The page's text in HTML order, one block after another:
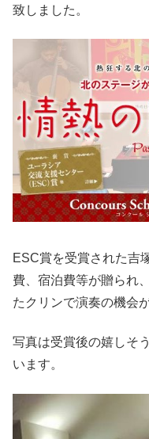
致しました。
ESC賞を受賞された吉
費、宿泊費等が贈られ
たクリンで演奏の機会
写真は受賞後の嬉しそ
います。